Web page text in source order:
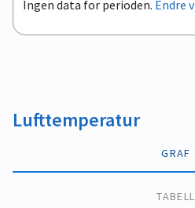
View as data table, .
Ingen data for perioden. Endre
Lufttemperatur
GRAF
TABELL